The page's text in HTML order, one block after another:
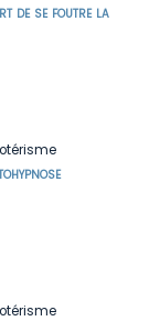
de se foutre la